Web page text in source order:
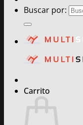
Buscar por:
Carrito